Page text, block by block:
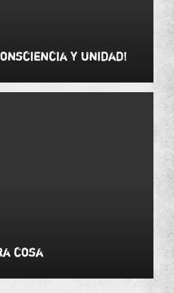
y unidad!
cosa